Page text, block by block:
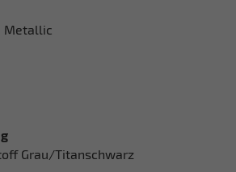
Metallic
Grau/Titanschwarz